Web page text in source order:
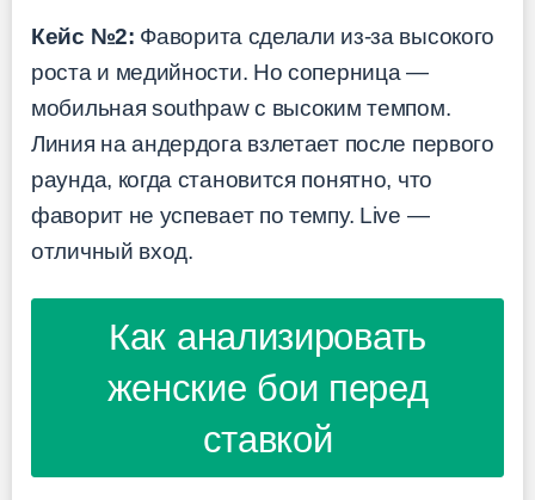
Кейс №2: Фаворита сделали из-за высокого
роста и медийности. Но соперница —
мобильная southpaw с высоким темпом.
Линия на андердога взлетает после первого
раунда, когда становится понятно, что
фаворит не успевает по темпу. Live —
отличный вход.
Как анализировать
женские бои перед
ставкой